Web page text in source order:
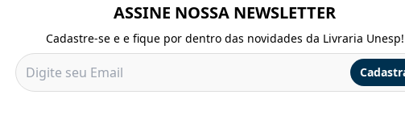
ASSINE NOSSA NEWSLETTER
Cadastre-se e e fique por dentro das novidades da Livraria Unesp!